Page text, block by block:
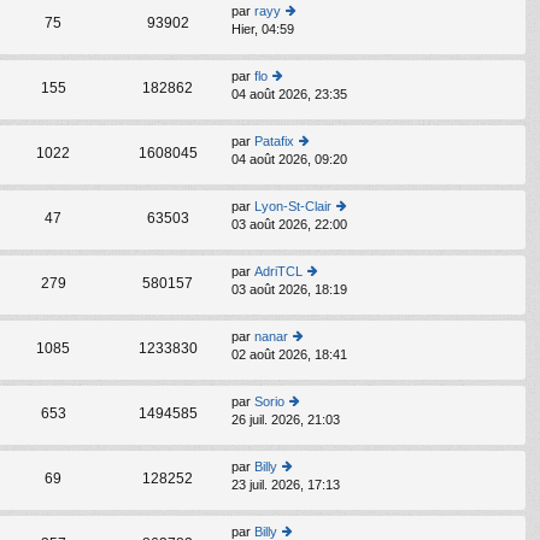
le
er
er
e
s
s
a
e
75 93902
par rayy
o
er
le
d
er
er
m
e
s
s
a
e
Hier, 04:59
155 182862
par flo
o
ult
er
le
d
er
er
m
e
s
s
a
e
04 août 2026, 23:35
1022 1608045
par Patafix
o
ult
er
le
er
er
m
e
s
s
a
e
04 août 2026, 09:20
47 63503
par Lyon-St-Clair
o
er
le
er
er
e
s
a
e
03 août 2026, 22:00
279 580157
par AdriTCL
o
er
le
er
er
e
s
03 août 2026, 18:19
1085 1233830
par nanar
o
s
ult
er
le
er
er
02 août 2026, 18:41
653 1494585
par Sorio
o
er
le
d
26 juil. 2026, 21:03
69 128252
par Billy
o
s
23 juil. 2026, 17:13
par Billy